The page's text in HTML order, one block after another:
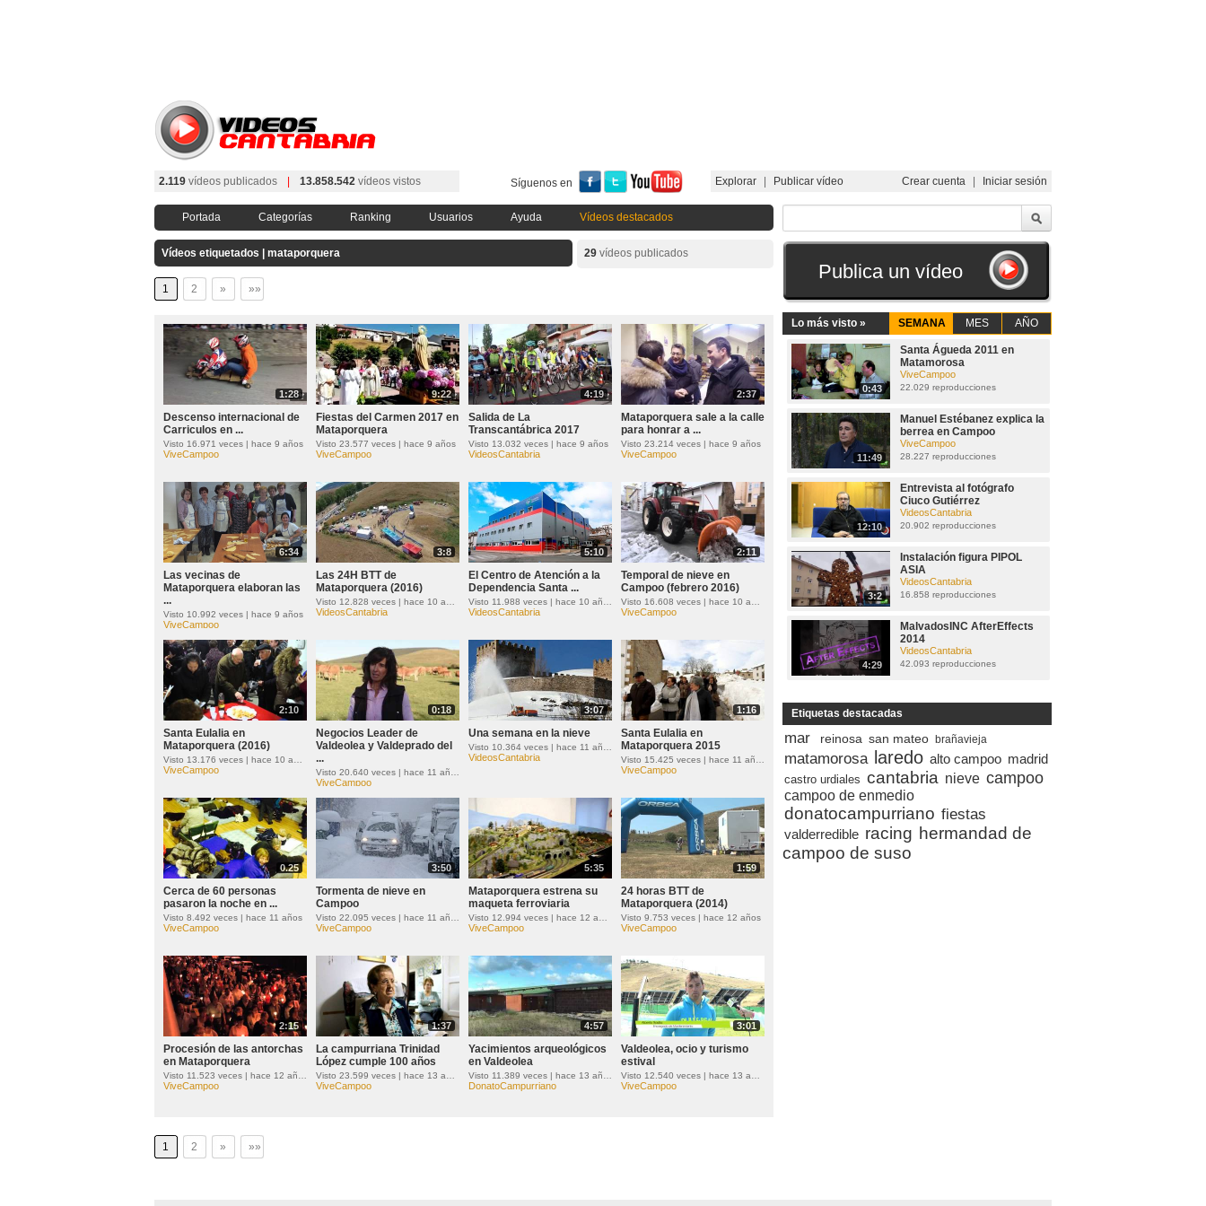
2.119 vídeos publicados 13.858.542 vídeos vistos Síguenos en Explorar Publicar vídeo Crear cuenta Iniciar sesión
Portada Categorías Ranking Usuarios Ayuda Vídeos destacados
Vídeos etiquetados | mataporquera 29 vídeos publicados
1 2 » »»
1:28
Descenso internacional de
Carriculos en ...
Visto 16.971 veces | hace 9 años
ViveCampoo
9:22
Fiestas del Carmen 2017 en
Mataporquera
Visto 23.577 veces | hace 9 años
ViveCampoo
4:19
Salida de La
Transcantábrica 2017
Visto 13.032 veces | hace 9 años
VideosCantabria
2:37
Mataporquera sale a la calle
para honrar a ...
Visto 23.214 veces | hace 9 años
ViveCampoo
6:34
Las vecinas de
Mataporquera elaboran las
...
Visto 10.992 veces | hace 9 años
ViveCampoo
3:8
Las 24H BTT de
Mataporquera (2016)
VideosCantabria
5:10
El Centro de Atención a la
Dependencia Santa ...
VideosCantabria
2:11
Temporal de nieve en
Campoo (febrero 2016)
ViveCampoo
2:10
Santa Eulalia en
Mataporquera (2016)
ViveCampoo
0:18
Negocios Leader de
Valdeolea y Valdeprado del
...
ViveCampoo
3:07
Una semana en la nieve
VideosCantabria
1:16
Santa Eulalia en
Mataporquera 2015
ViveCampoo
0.25
Cerca de 60 personas
pasaron la noche en ...
Visto 8.492 veces | hace 11 años
ViveCampoo
3:50
Tormenta de nieve en
Campoo
ViveCampoo
5:35
Mataporquera estrena su
maqueta ferroviaria
ViveCampoo
1:59
24 horas BTT de
Mataporquera (2014)
Visto 9.753 veces | hace 12 años
ViveCampoo
2:15
Procesión de las antorchas
en Mataporquera
ViveCampoo
1:37
La campurriana Trinidad
López cumple 100 años
ViveCampoo
4:57
Yacimientos arqueológicos
en Valdeolea
DonatoCampurriano
3:01
Valdeolea, ocio y turismo
estival
ViveCampoo
1 2 » »»
Publica un vídeo
Lo más visto » SEMANA MES AÑO
0:43
Santa Águeda 2011 en
Matamorosa
ViveCampoo
22.029 reproducciones
11:49
Manuel Estébanez explica la
berrea en Campoo
ViveCampoo
28.227 reproducciones
12:10
Entrevista al fotógrafo
Ciuco Gutiérrez
VideosCantabria
20.902 reproducciones
3:2
Instalación figura PIPOL
ASIA
VideosCantabria
16.858 reproducciones
4:29
MalvadosINC AfterEffects
2014
VideosCantabria
42.093 reproducciones
Etiquetas destacadas
mar reinosa san mateo brañavieja
matamorosa laredo alto campoo madrid
castro urdiales cantabria nieve campoo
campoo de enmedio
donatocampurriano fiestas
valderredible racing hermandad de
campoo de suso